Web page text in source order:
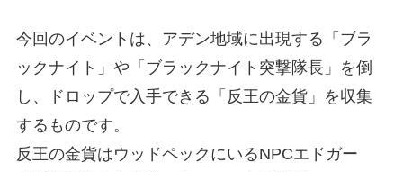
今回のイベントは、アデン地域に出現する「ブラ
ックナイト」や「ブラックナイト突撃隊長」を倒
し、ドロップで入手できる「反王の金貨」を収集
するものです。
反王の金貨はウッドペックにいるNPCエドガー